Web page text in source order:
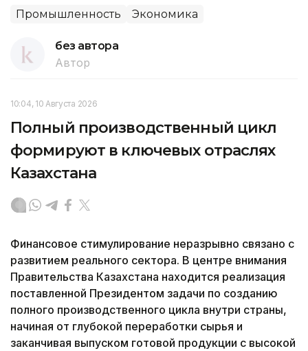
Промышленность Экономика
без автора
Автор
10:04, 10 Августа 2026
Полный производственный цикл
формируют в ключевых отраслях
Казахстана
Финансовое стимулирование неразрывно связано с
развитием реального сектора. В центре внимания
Правительства Казахстана находится реализация
поставленной Президентом задачи по созданию
полного производственного цикла внутри страны,
начиная от глубокой переработки сырья и
заканчивая выпуском готовой продукции с высокой